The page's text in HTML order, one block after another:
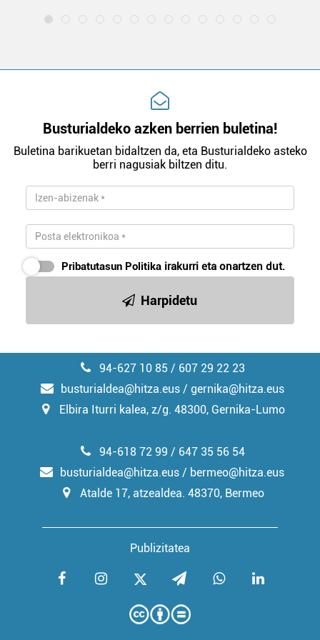
Busturialdeko azken berrien buletina!
Buletina barikuetan bidaltzen da, eta Busturialdeko asteko
berri nagusiak biltzen ditu.
Pribatutasun Politika irakurri eta onartzen dut.
Harpidetu
94-627 10 85 / 607 29 22 23
busturialdea@hitza.eus / gernika@hitza.eus
Elbira Iturri kalea, z/g. 48300, Gernika-Lumo
Publizitatea
94-618 72 99 / 647 35 56 54
busturialdea@hitza.eus / bermeo@hitza.eus
Atalde 17, atzealdea. 48370, Bermeo